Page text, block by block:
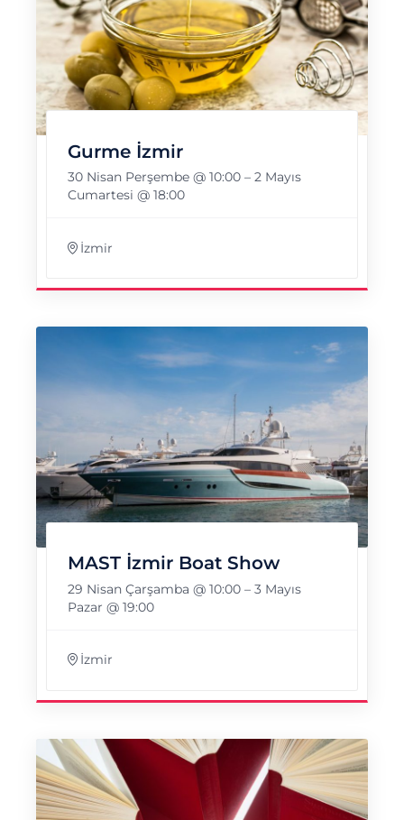
Gurme İzmir
30 Nisan Perşembe @ 10:00– 2 Mayıs
Cumartesi @ 18:00
İzmir
MAST İzmir Boat Show
29 Nisan Çarşamba @ 10:00– 3 Mayıs
Pazar @ 19:00
İzmir